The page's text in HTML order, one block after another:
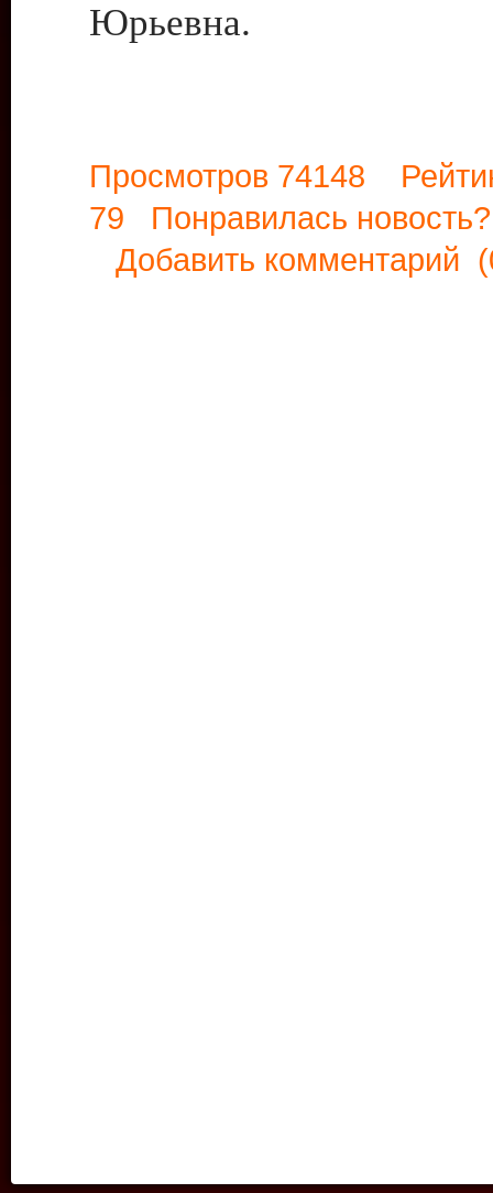
Юрьевна.
Просмотров 74148
79 Понравилась
Добавить комментарий